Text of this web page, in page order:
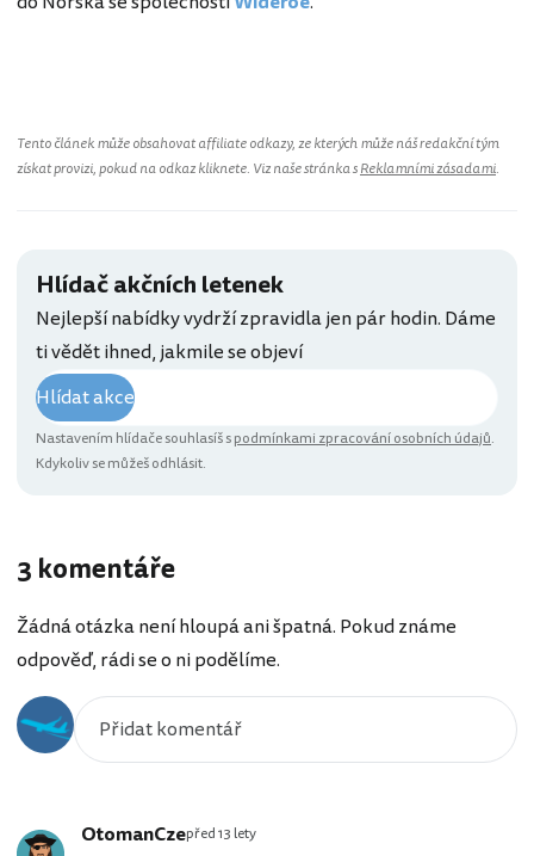
Tento článek může obsahovat affiliate odkazy, ze kterých může náš redakční tým
získat provizi, pokud na odkaz kliknete. Viz naše stránka sReklamními zásadami.
Hlídač akčních letenek
Nejlepší nabídky vydrží zpravidla jen pár hodin. Dáme
ti vědět ihned, jakmile se objeví
Hlídat akce
Nastavením hlídače souhlasíš spodmínkami zpracování osobních údajů.
Kdykoliv se můžeš odhlásit.
3 komentáře
Žádná otázka není hloupá ani špatná. Pokud známe
odpověď, rádi se o ni podělíme.
OtomanCzepřed 13 lety